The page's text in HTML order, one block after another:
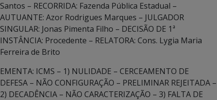
Santos – RECORRIDA: Fazenda Pública Estadual –
AUTUANTE: Azor Rodrigues Marques – JULGADOR
SINGULAR: Jonas Pimenta Filho – DECISÃO DE 1ª
INSTÂNCIA: Procedente – RELATORA: Cons. Lygia Maria
Ferreira de Brito
EMENTA: ICMS – 1) NULIDADE – CERCEAMENTO DE
DEFESA – NÃO CONFIGURAÇÃO – PRELIMINAR REJEITADA –
2) DECADÊNCIA – NÃO CARACTERIZAÇÃO – 3) FALTA DE